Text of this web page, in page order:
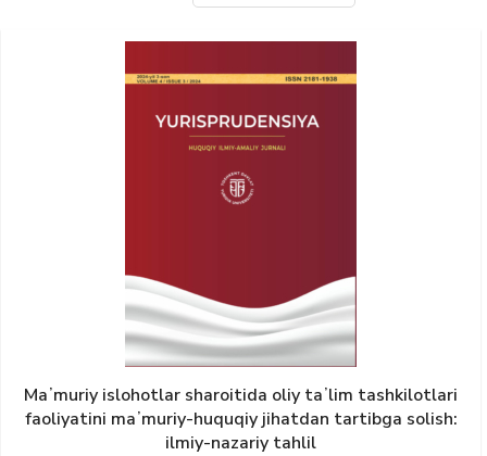
Maʼmuriy islohotlar sharoitida oliy taʼlim tashkilotlari
faoliyatini maʼmuriy-huquqiy jihatdan tartibga solish:
ilmiy-nazariy tahlil